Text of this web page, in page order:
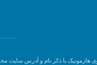
هارمونیک با ذکر نام و آدرس سایت